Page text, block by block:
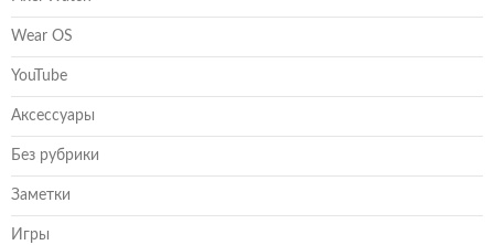
Wear OS
YouTube
Аксессуары
Без рубрики
Заметки
Игры